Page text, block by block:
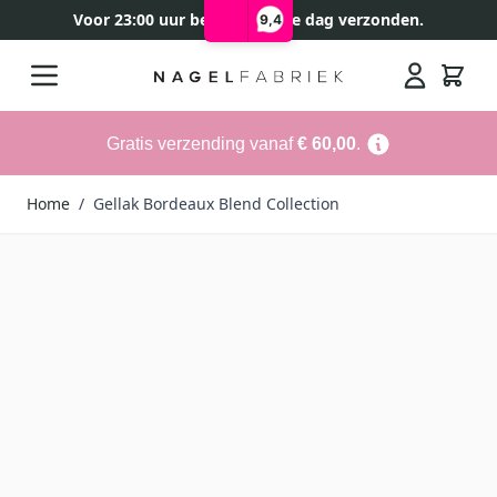
9,4
Voor 23:00 uur besteld, zelfde dag verzonden.
Gratis verzending vanaf€ 60,00.
Home / Gellak Bordeaux Blend Collection